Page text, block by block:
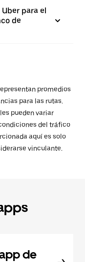
para el
de
promedios
para las rutas.
pueden variar
del tráfico
aquí es solo
vinculante.
de